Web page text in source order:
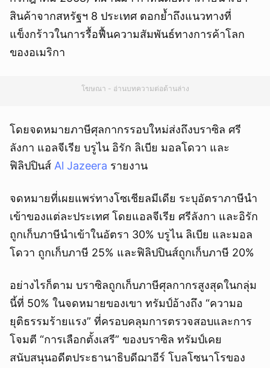
สินค้าจากสหรัฐฯ 8 ประเทศ ตอกย้ำถึงแนวทางที่
แข็งกร้าวในการรื้อฟื้นความสัมพันธ์ทางการค้าโลก
ของอเมริกา
โฆษณา - อ่านบทความต่อด้านล่าง
โดยจดหมายภาษีศุลกากรรอบใหม่ส่งถึงบราซิล ศรี
ลังกา แอลจีเรีย บรูไน อิรัก ลิเบีย มอลโดวา และ
ฟิลิปปินส์ Al Jazeera รายงาน
จดหมายที่เผยแพร่ทางโซเชียลมีเดีย ระบุอัตราภาษีนำ
เข้าของแต่ละประเทศ โดยแอลจีเรีย ศรีลังกา และอิรัก
ถูกเก็บภาษีนำเข้าในอัตรา 30% บรูไน ลิเบีย และมอล
โดวา ถูกเก็บภาษี 25% และฟิลิปปินส์ถูกเก็บภาษี 20%
อย่างไรก็ตาม บราซิลถูกเก็บภาษีศุลกากรสูงสุดในกลุ่ม
นี้ที่ 50% ในจดหมายของเขา ทรัมป์อ้างถึง “ความอ
ยุติธรรมร้ายแรง” ที่ครอบคลุมการตรวจสอบและการ
โจมตี “การเลือกตั้งเสรี” ของบราซิล ทรัมป์เคย
สนับสนุนอดีตประธานาธิบดีฌาอีร์ โบลโซนาโรของ